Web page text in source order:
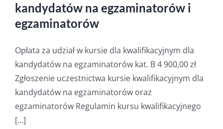
kandydatów na egzaminatorów i
egzaminatorów
Opłata za udział w kursie dla kwalifikacyjnym dla
kandydatów na egzaminatorów kat. B 4 900,00 zł
Zgłoszenie uczestnictwa kursie kwalifikacyjnym dla
kandydatów na egzaminatorów oraz
egzaminatorów Regulamin kursu kwalifikacyjnego
[...]